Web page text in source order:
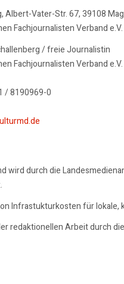
Albert-Vater-Str. 67, 39108
Fachjournalisten Verband
/ freie Journalistin
Fachjournalisten Verband
/ 8190969-0
wird durch die
Infrastukturkosten für lokale,
redaktionellen Arbeit durch